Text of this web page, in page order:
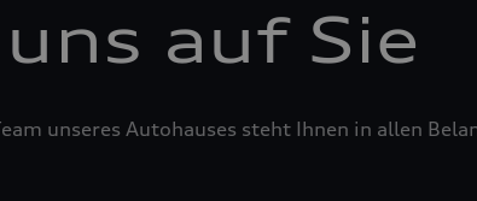
auf Sie
unseres Autohauses steht Ihnen in allen